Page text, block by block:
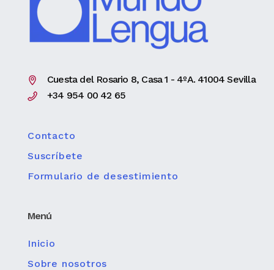
Cuesta del Rosario 8, Casa 1 - 4ºA. 41004 Sevilla
+34 954 00 42 65
Contacto
Suscríbete
Formulario de desestimiento
Menú
Inicio
Sobre nosotros